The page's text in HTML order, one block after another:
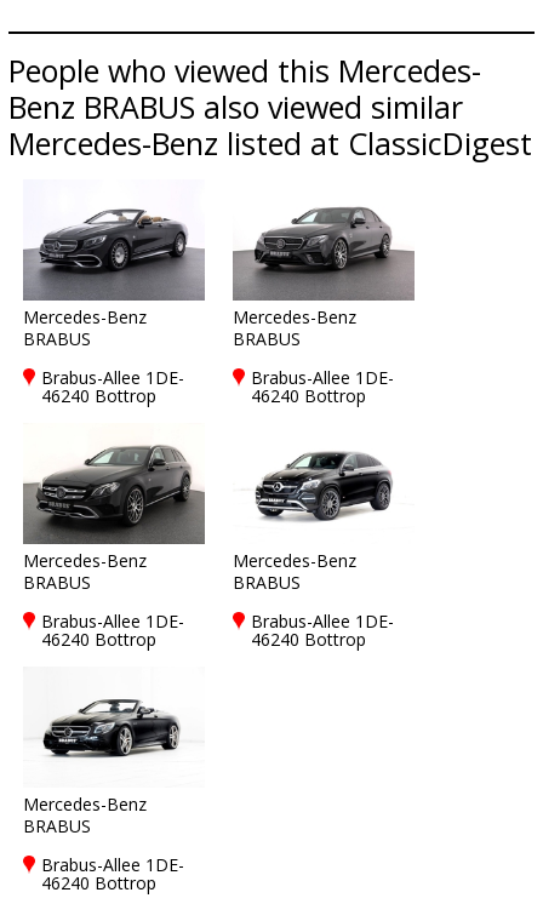
People who viewed this Mercedes-
Benz BRABUS also viewed similar
Mercedes-Benz listed at ClassicDigest
Mercedes-Benz
BRABUS
Brabus-Allee 1DE-
46240 Bottrop
Mercedes-Benz
BRABUS
Brabus-Allee 1DE-
46240 Bottrop
Mercedes-Benz
BRABUS
Brabus-Allee 1DE-
46240 Bottrop
Mercedes-Benz
BRABUS
Brabus-Allee 1DE-
46240 Bottrop
Mercedes-Benz
BRABUS
Brabus-Allee 1DE-
46240 Bottrop